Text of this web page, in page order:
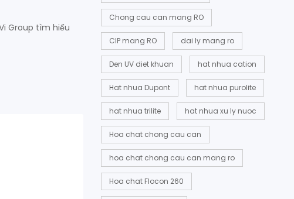
Group tìm hiểu
Chong cau can mang RO
CIP mang RO dai ly mang ro
Den UV diet khuan hat nhua cation
Hat nhua Dupont hat nhua purolite
hat nhua trilite hat nhua xu ly nuoc
Hoa chat chong cau can
hoa chat chong cau can mang ro
Hoa chat Flocon 260